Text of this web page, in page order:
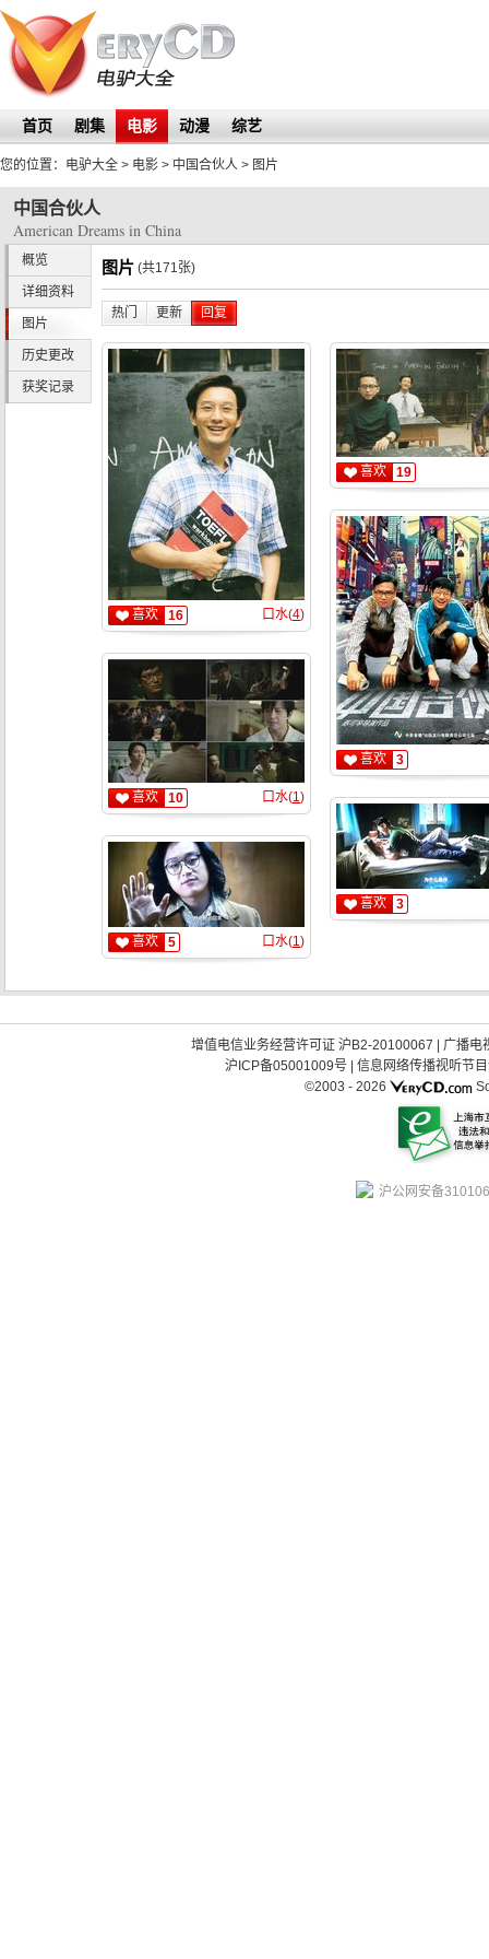
首页 剧集 电影 动漫 综艺
您的位置： 电驴大全 > 电影 > 中国合伙人 > 图片
中国合伙人
American Dreams in China
概览
详细资料
图片
历史更改
获奖记录
图片 (共171张)
热门 更新 回复
喜欢 16 口水(4)
喜欢 10 口水(1)
喜欢 5 口水(1)
喜欢 19
喜欢 3
喜欢 3
增值电信业务经营许可证 沪B2-20100067
广播电
沪ICP备05001009号| 信息网络传播视听节
©2003 - 2026
沪公网安备